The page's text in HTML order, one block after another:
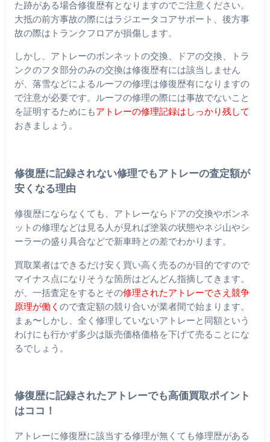
た跡がある場合修復歴有となりますのでご注意ください。
大抵の前方事故の際にはラジエータコアサポート、後方事
故の際はトランクフロアが損傷します。
しかし、アトレーのボンネットの交換、ドアの交換、トラ
ンクのフタ部分のみの交換は修復歴有には該当しません
が、落雪などによるルーフの修理は修復歴有になりますの
で注意が必要です。ルーフの修理の際には事故でないこと
を証明するためにもアトレーの修理記録はしっかり残して
おきましょう。
修復歴に記録されない修理でもアトレーの査定額が
安くなる理由
修復歴にならなくても、アトレーならドアの交換やボンネ
ットの修理などは見る人が見れば塗装の状態やネジ山やシ
ーラーの盛り具合などで新車時との差でわかります。
買取業者はできるだけ安く買い高く売るのが目的ですので
マイナス点になりそうな箇所はどんどん指摘してきます。
が、一括査定をするとその修理されたアトレーでさえ競争
原理が働く ので査定額の競り合いが業者間で始まります。
まぁ〜しかし、全く修理していないアトレーと同額という
わけにも行かず多少は販売価格価格を下げて売ることにな
るでしょう。
修復歴に記録されたアトレーでも高価買取ポイント
はココ！
アトレーに修復歴に該当する修理が無くても修理歴がある